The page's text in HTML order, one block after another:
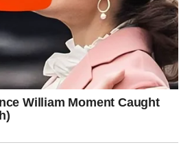
kada vi zaista poverujete da
NAREDNI DANI?
osvešćenja, energija oko vas
vašu stabilnost i odlučnost.